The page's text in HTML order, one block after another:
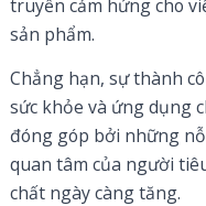
truyền cảm hứng cho
sản phẩm.
Chẳng hạn, sự thành
sức khỏe và ứng dụng
đóng góp bởi những
quan tâm của người
chất ngày càng tăng.